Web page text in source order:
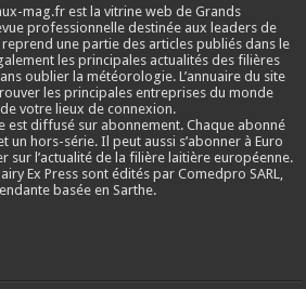
mag.fr est la vitrine web de Grands
professionnelle destinée aux leaders de
une partie des articles publiés dans le
les principales actualités des filières
oublier la météorologie. L’annuaire du site
les principales entreprises du monde
votre lieux de connexion.
est diffusé sur abonnement. Chaque abonné
un hors-série. Il peut aussi s’abonner à Euro
sur l’actualité de la filière laitière européenne.
Ex Press sont édités par Comedpro SARL,
basée en Sarthe.